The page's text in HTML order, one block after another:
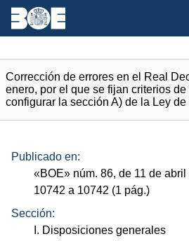
Corrección de errores en el Real
enero, por el que se fijan criterios
configurar la sección A) de la Ley de
Publicado en:
«BOE» núm. 86, de 11 de
10742 a 10742 (1 pág.)
Sección:
I. Disposiciones generales